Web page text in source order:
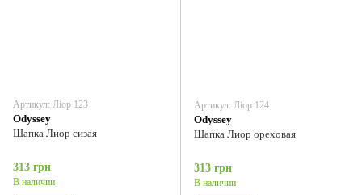
Артикул: Ліор 123
Odyssey
Шапка Лиор сизая
313 грн
В наличии
Артикул: Ліор 124
Odyssey
Шапка Лиор ореховая
313 грн
В наличии